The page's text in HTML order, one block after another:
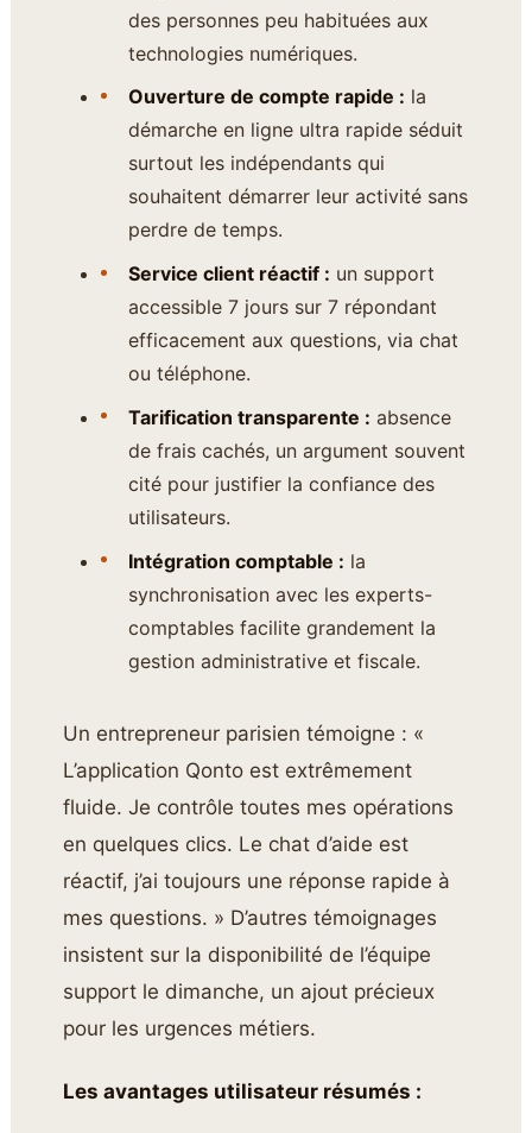
des personnes peu habituées aux
technologies numériques.
Ouverture de compte rapide : la
démarche en ligne ultra rapide séduit
surtout les indépendants qui
souhaitent démarrer leur activité sans
perdre de temps.
Service client réactif : un support
accessible 7 jours sur 7 répondant
efficacement aux questions, via chat
ou téléphone.
Tarification transparente : absence
de frais cachés, un argument souvent
cité pour justifier la confiance des
utilisateurs.
Intégration comptable : la
synchronisation avec les experts-
comptables facilite grandement la
gestion administrative et fiscale.
Un entrepreneur parisien témoigne : «
L’application Qonto est extrêmement
fluide. Je contrôle toutes mes opérations
en quelques clics. Le chat d’aide est
réactif, j’ai toujours une réponse rapide à
mes questions. » D’autres témoignages
insistent sur la disponibilité de l’équipe
support le dimanche, un ajout précieux
pour les urgences métiers.
Les avantages utilisateur résumés :